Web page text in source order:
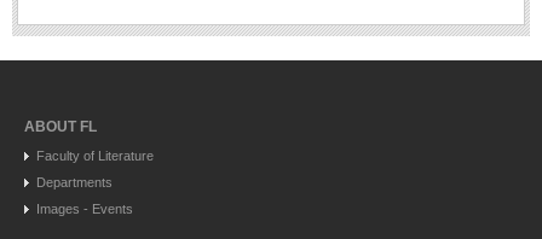
ABOUT FL
Faculty of Literature
Departments
Images - Events